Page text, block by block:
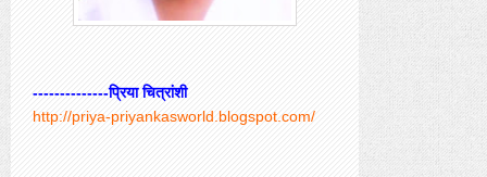
--------------प्रिया चित्रांशी
http://priya-priyankasworld.blogspot.com/